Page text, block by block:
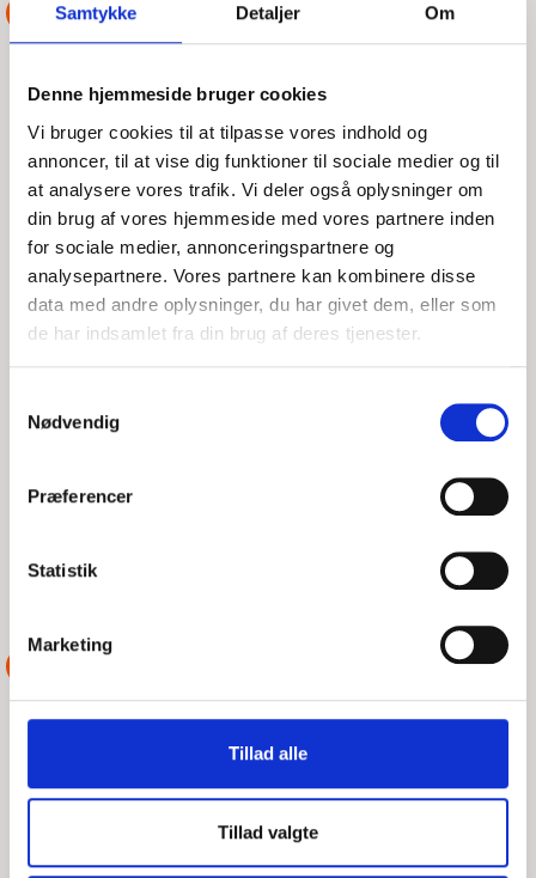
Samtykke Detaljer Om
Denne hjemmeside bruger cookies
Vi bruger cookies til at tilpasse vores indhold og
annoncer, til at vise dig funktioner til sociale medier og til
at analysere vores trafik. Vi deler også oplysninger om
din brug af vores hjemmeside med vores partnere inden
for sociale medier, annonceringspartnere og
analysepartnere. Vores partnere kan kombinere disse
data med andre oplysninger, du har givet dem, eller som
de har indsamlet fra din brug af deres tjenester.
Nødvendig
Præferencer
Statistik
Marketing
Tillad alle
Tillad valgte
Vi bliver kontakte fra en lille sejlbåd Maxi, som ikke kunne
komme i havn, da vind og bølger modarbejdede deres
LÆS MERE
ASSISTANCE